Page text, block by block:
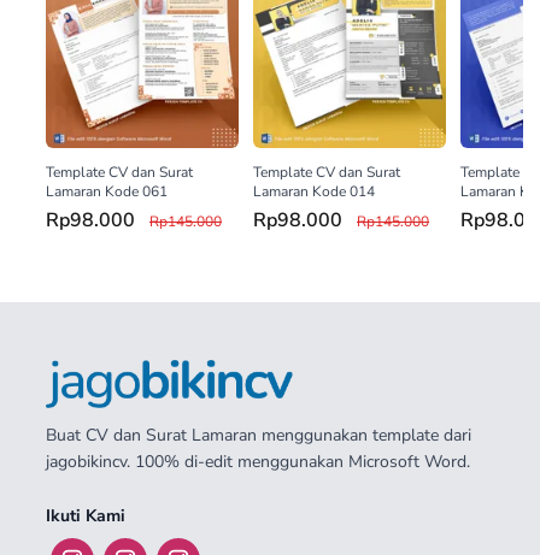
Template CV dan Surat
Lamaran Kode 061
Rp98.000 Rp145.000
Template CV dan Surat
Lamaran Kode 014
Rp98.000 Rp145.000
Template
Lamaran
Buat CV dan Surat Lamaran menggunakan template dari
jagobikincv. 100% di-edit menggunakan Microsoft Word.
Ikuti Kami